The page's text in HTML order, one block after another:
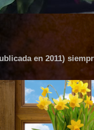
en 2011)